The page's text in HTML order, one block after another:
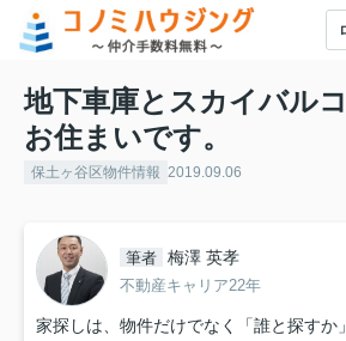
地下車庫とスカイバル
お住まいです。
保土ヶ谷区物件情報 2019.09.06
筆者 梅澤 英孝
不動産キャリア22年
家探しは、物件だけでなく「誰と探すか